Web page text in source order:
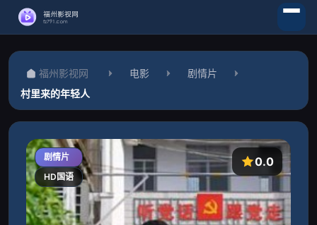
福州影视网 电影
剧情片
村里来的年轻人
剧情片
HD国语
0.0